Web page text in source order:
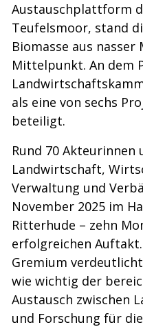
Austauschplattform
Teufelsmoor, stand
Biomasse aus
Mittelpunkt. An dem
als eine von sechs
beteiligt.
Rund 70 Akteurinnen
Landwirtschaft,
Verwaltung und
November 2025 im
Ritterhude – zehn
erfolgreichen
Gremium
wie wichtig der
Austausch zwischen
und Forschung für